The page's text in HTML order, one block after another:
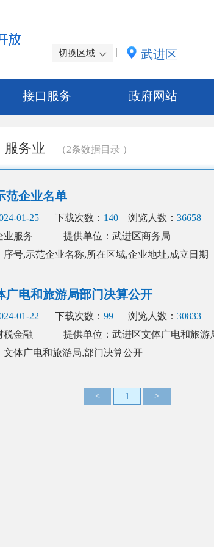
切换区域 | 武进区
接口服务 政府网站
服务业 （2条数据目录 ）
范企业名单
01-25 下载次数： 140 浏览人数： 36658
业服务
提供单位：武进区商务局
序号,示范企业名称,所在区域,企业地址,成立日期
广电和旅游局部门决算公开
01-22 下载次数： 99 浏览人数： 30833
税金融
提供单位：武进区文体广电和旅游
文体广电和旅游局,部门决算公开
< 1 >